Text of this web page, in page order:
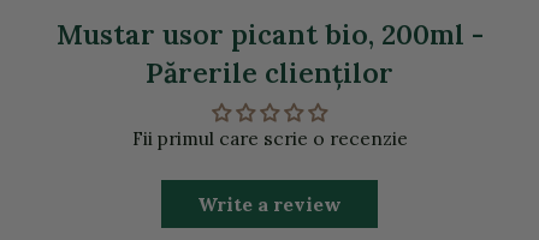
Mustar usor picant bio, 200ml -
Părerile clienţilor
Fii primul care scrie o recenzie
Write a review